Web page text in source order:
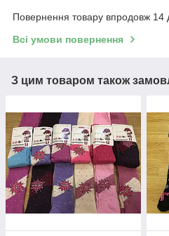
Повернення товару впродовж 14
Всі умови повернення
З цим товаром також